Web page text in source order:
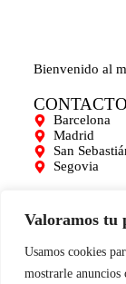
Valoramos tu
Usamos cookies
mostrarle anuncios
Bienvenido al
CONTACTO
Barcelona
Madrid
San
Segovia
Mi cuenta
Para empresas
Limpieza de
Blog